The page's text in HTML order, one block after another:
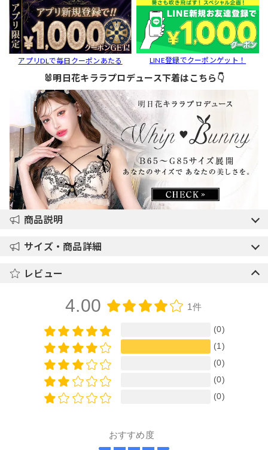
アプリDLで毎日クーポンあたる LINE登録でクーポンゲット！
🐰明日花キララプロデュース下着はこちら👇
商品説明
サイズ・商品詳細
レビュー
4.00 1件
(0)
(1)
(0)
(0)
(0)
おすすめ度